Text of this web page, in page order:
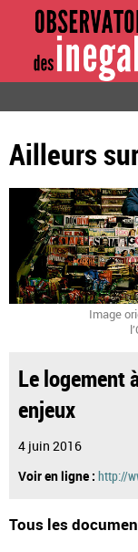
Ailleurs
Image
Le logement
enjeux
4 juin 2016
Voir en ligne : http://
Tous les